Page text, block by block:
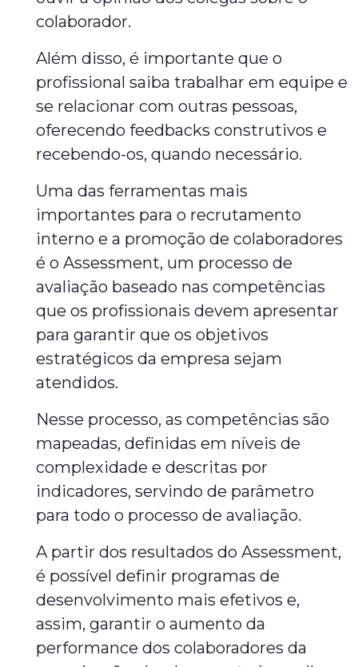
colaborador.
Além disso, é importante que o
profissional saiba trabalhar em equipe e
se relacionar com outras pessoas,
oferecendo feedbacks construtivos e
recebendo-os, quando necessário.
Uma das ferramentas mais
importantes para o recrutamento
interno e a promoção de colaboradores
é o Assessment, um processo de
avaliação baseado nas competências
que os profissionais devem apresentar
para garantir que os objetivos
estratégicos da empresa sejam
atendidos.
Nesse processo, as competências são
mapeadas, definidas em níveis de
complexidade e descritas por
indicadores, servindo de parâmetro
para todo o processo de avaliação.
A partir dos resultados do Assessment,
é possível definir programas de
desenvolvimento mais efetivos e,
assim, garantir o aumento da
performance dos colaboradores da